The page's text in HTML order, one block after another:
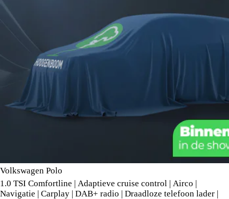
Volkswagen Polo
1.0 TSI Comfortline | Adaptieve cruise control | Airco |
Navigatie | Carplay | DAB+ radio | Draadloze telefoon lader |